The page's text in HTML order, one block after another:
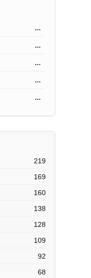
...
...
...
...
...
219
169
160
138
128
109
92
68